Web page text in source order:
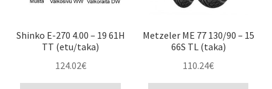
Shinko E-270 4.00 – 19 61H
TT (etu/taka)
124.02€
Metzeler ME 77 130/90 – 15
66S TL (taka)
110.24€